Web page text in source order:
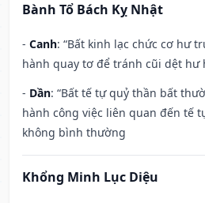
Bành Tổ Bách Kỵ Nhật
- Canh: “Bất kinh lạc chức cơ hư
hành quay tơ để tránh cũi dệt hư
- Dần: “Bất tế tự quỷ thần bất
hành công việc liên quan đến tế
không bình thường
Khổng Minh Lục Diệu